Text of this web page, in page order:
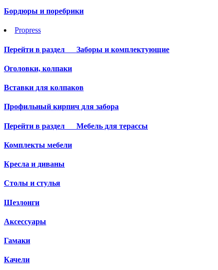
Бордюры и поребрики
Propress
Перейти в раздел Заборы и комплектующие
Оголовки, колпаки
Вставки для колпаков
Профильный кирпич для забора
Перейти в раздел Мебель для терассы
Комплекты мебели
Кресла и диваны
Столы и стулья
Шезлонги
Аксессуары
Гамаки
Качели